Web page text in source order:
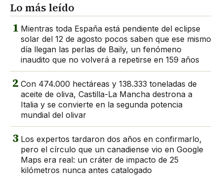
Lo más leído
1 Mientras toda España está pendiente del eclipse
solar del 12 de agosto pocos saben que ese mismo
día llegan las perlas de Baily, un fenómeno
inaudito que no volverá a repetirse en 159 años
2 Con 474.000 hectáreas y 138.333 toneladas de
aceite de oliva, Castilla-La Mancha destrona a
Italia y se convierte en la segunda potencia
mundial del olivar
3 Los expertos tardaron dos años en confirmarlo,
pero el círculo que un canadiense vio en Google
Maps era real: un cráter de impacto de 25
kilómetros nunca antes catalogado